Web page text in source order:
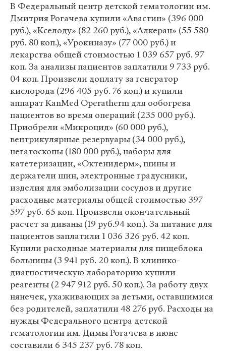
В Федеральный центр детской гематологии им.
Дмитрия Рогачева купили «Авастин» (396 000
руб.), «Кселоду» (82 260 руб.), «Алкеран» (55 580
руб. 80 коп.), «Урокиназу» (77 000 руб.) и
лекарства общей стоимостью 1 039 657 руб. 97
коп. За анализы пациентов заплатили 9 733 руб.
04 коп. Произвели доплату за генератор
кислорода (296 405 руб. 76 коп.) и купили
аппарат KanMed Operatherm для ообогрева
пациентов во время операций (235 000 руб.).
Приобрели «Микроцид» (60 000 руб.),
вентрикулярные резервуары (34 000 руб.),
негатоскопы (180 000 руб.), наборы для
катетеризации, «Октенидерм», шины и
держатели шин, электронные градусники,
изделия для эмболизации сосудов и другие
расходные материалы общей стоимостью 397
597 руб. 65 коп. Произвели окончательный
расчет за диваны (19 руб.94 коп.). За питание для
пациентов заплатили 1 036 326 руб. 42 коп.
Купили расходные материалы для пищеблока
больницы (3 941 руб. 20 коп.). В клинико-
диагностическую лабораторию купили
реагенты (2 947 912 руб. 50 коп.). За работу двух
нянечек, ухаживающих за детьми, оставшимися
без родителей, заплатили 48 276 руб. Расходы на
нужды Федерального центра детской
гематологии им. Димы Рогачева в июне
составили 6 345 237 руб. 78 коп.